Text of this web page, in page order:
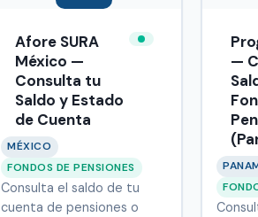
Afore SURA
México —
Consulta tu
Saldo y Estado
de Cuenta
MÉXICO
FONDOS DE PENSIONES
Consulta el saldo de tu
cuenta de pensiones o
—